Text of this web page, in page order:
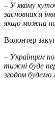
– У якому
засновник я
якщо можна
Волонтер
– Українцям
тижні буде
згодом